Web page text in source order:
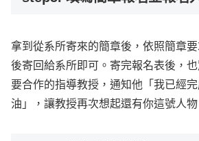
拿到從系所寄來的簡章後，依照簡章
後寄回給系所即可。寄完報名表後，
要合作的指導教授，通知他「我已經
油」，讓教授再次想起還有你這號人物